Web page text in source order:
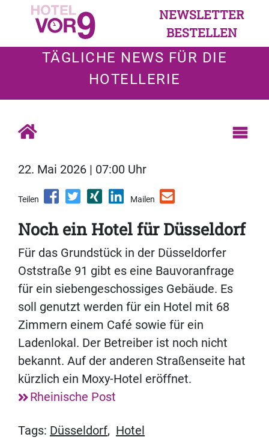
NEWSLETTER
BESTELLEN
TÄGLICHE NEWS FÜR DIE
HOTELLERIE
22. Mai 2026 | 07:00 Uhr
Teilen Mailen
Noch ein Hotel für Düsseldorf
Für das Grundstück in der Düsseldorfer
Oststraße 91 gibt es eine Bauvoranfrage
für ein siebengeschossiges Gebäude. Es
soll genutzt werden für ein Hotel mit 68
Zimmern einem Café sowie für ein
Ladenlokal. Der Betreiber ist noch nicht
bekannt. Auf der anderen Straßenseite hat
kürzlich ein Moxy-Hotel eröffnet.
Rheinische Post
Tags: Düsseldorf, Hotel